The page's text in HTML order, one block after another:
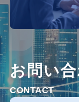
お問い
CONTACT